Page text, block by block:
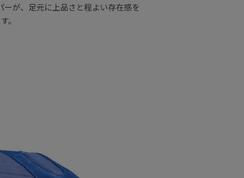
が、足元に上品さと程よい存在感を
。